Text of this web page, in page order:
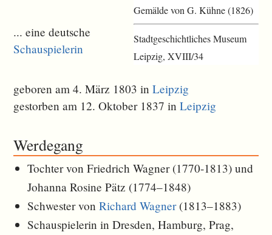
Gemälde von G. Kühne (1826)
Stadtgeschichtliches Museum
Leipzig, XVIII/34
... eine deutsche
Schauspielerin
geboren am 4. März 1803 inLeipzig
gestorben am 12. Oktober 1837 inLeipzig
Werdegang
Tochter von Friedrich Wagner (1770-1813) und
Johanna Rosine Pätz (1774–1848)
Schwester vonRichard Wagner(1813–1883)
Schauspielerin in Dresden, Hamburg, Prag,